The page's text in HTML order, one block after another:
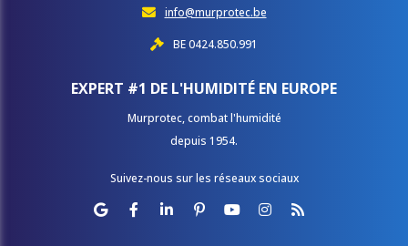
info@murprotec.be
BE 0424.850.991
EXPERT #1 DE L'HUMIDITÉ EN EUROPE
Murprotec, combat l'humidité
depuis 1954.​​​​​​​
Suivez-nous sur les réseaux sociaux